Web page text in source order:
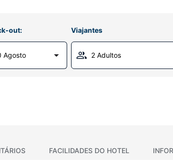
out:
Agosto
Viajantes
2 Adultos
FACILIDADES DO HOTEL